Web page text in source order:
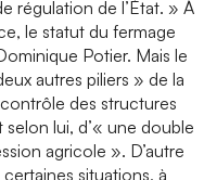
régulation de l’État. » À
le statut du fermage
Potier. Mais le
autres piliers » de la
des structures
selon lui, d’« une double
agricole ». D’autre
situations, à